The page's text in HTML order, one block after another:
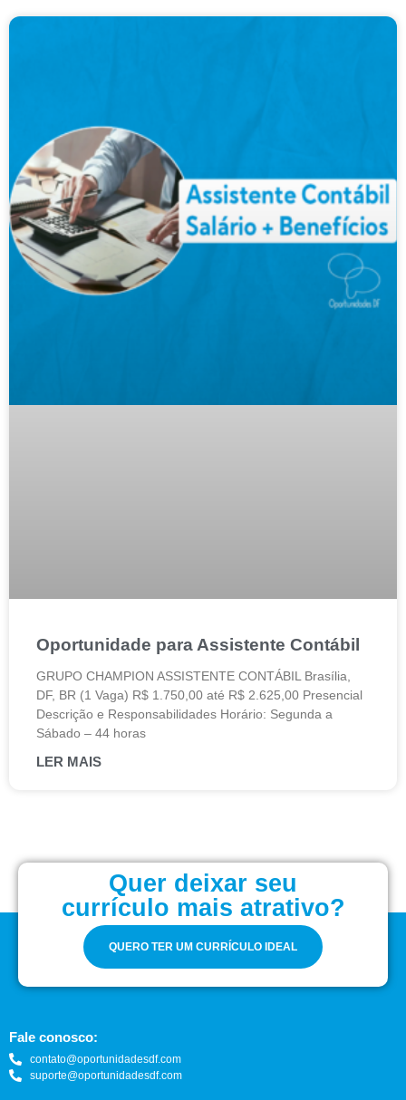
Oportunidade para Assistente Contábil
GRUPO CHAMPION ASSISTENTE CONTÁBIL Brasília,
DF, BR (1 Vaga) R$ 1.750,00 até R$ 2.625,00 Presencial
Descrição e Responsabilidades Horário: Segunda a
Sábado – 44 horas
LER MAIS
Quer deixar seu
currículo mais atrativo?
QUERO TER UM CURRÍCULO IDEAL
Fale conosco:
contato@oportunidadesdf.com
suporte@oportunidadesdf.com